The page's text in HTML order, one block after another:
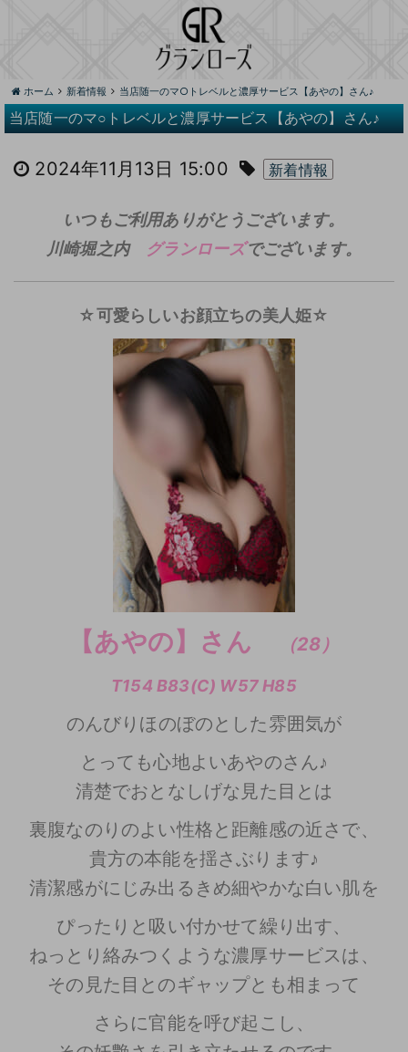
ホーム 新着情報 当店随一のマ○トレベルと濃厚サービス【あやの】さん♪
当店随一のマ○トレベルと濃厚サービス【あやの】さん♪
2024年11月13日 15:00 新着情報
いつもご利用ありがとうございます。
川崎堀之内
グランローズでございます。
☆可愛らしいお顔立ちの美人姫☆
【あやの】さん （28）
T154 B83(C) W57 H85
のんびりほのぼのとした雰囲気が
とっても心地よいあやのさん♪
清楚でおとなしげな見た目とは
裏腹なのりのよい性格と距離感の近さで、
貴方の本能を揺さぶります♪
清潔感がにじみ出るきめ細やかな白い肌を
ぴったりと吸い付かせて繰り出す、
ねっとり絡みつくような濃厚サービスは、
その見た目とのギャップとも相まって
さらに官能を呼び起こし、